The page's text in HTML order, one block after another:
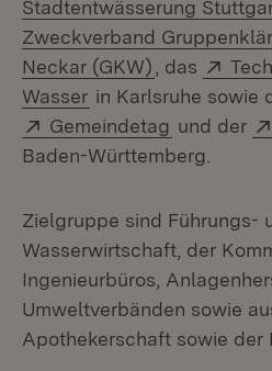
Stadtentwässerung
Zweckverband
Neckar (GKW) (Öffnet in
, das
Wasser (Öffnet in neuem
in Karlsruhe sowie
Extern:
Gemeindetag (Öffnet in
und der
Baden-Württemberg.
Zielgruppe sind Führungs-
Wasserwirtschaft, der
Ingenieurbüros,
Umweltverbänden sowie
Apothekerschaft sowie der